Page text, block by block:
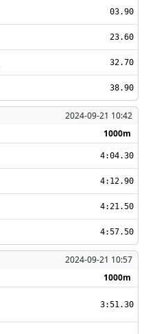
03.90
23.60
32.70
38.90
2024-09-21 10:42
1000m
4:04.30
4:12.90
4:21.50
4:57.50
2024-09-21 10:57
1000m
3:51.30